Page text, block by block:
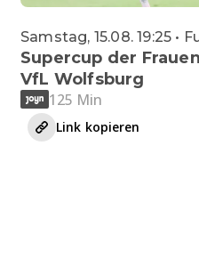
Samstag, 15.08. 19:25 •
Supercup der
VfL Wolfsburg
125 Min
Link kopieren